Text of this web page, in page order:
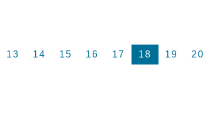
13 14 15 16 17 18 19 20